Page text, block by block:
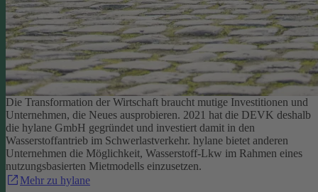
Die Transformation der Wirtschaft braucht mutige Investitionen und
Unternehmen, die Neues ausprobieren. 2021 hat die DEVK deshalb
die hylane GmbH gegründet und investiert damit in den
Wasserstoffantrieb im Schwerlastverkehr. hylane bietet anderen
Unternehmen die Möglichkeit, Wasserstoff-Lkw im Rahmen eines
nutzungsbasierten Mietmodells einzusetzen.
Mehr zu hylane